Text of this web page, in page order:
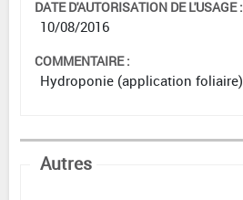
DATE D'AUTORISATION DE L'USAGE :
10/08/2016
COMMENTAIRE :
Hydroponie (application foliaire)
Autres